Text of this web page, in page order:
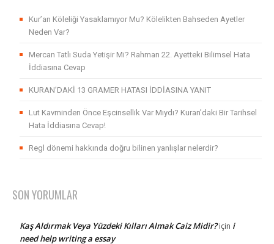
Kur’an Köleliği Yasaklamıyor Mu? Kölelikten Bahseden Ayetler
Neden Var?
Mercan Tatlı Suda Yetişir Mi? Rahman 22. Ayetteki Bilimsel Hata
İddiasına Cevap
KURAN’DAKİ 13 GRAMER HATASI İDDİASINA YANIT
Lut Kavminden Önce Eşcinsellik Var Mıydı? Kuran’daki Bir Tarihsel
Hata İddiasına Cevap!
Regl dönemi hakkında doğru bilinen yanlışlar nelerdir?
SON YORUMLAR
Kaş Aldırmak Veya Yüzdeki Kılları Almak Caiz Midir?için i
need help writing a essay